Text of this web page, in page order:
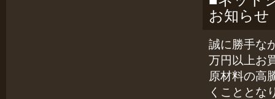
お知らせ
誠に勝手な
万円以上お
原材料の高
くこととな